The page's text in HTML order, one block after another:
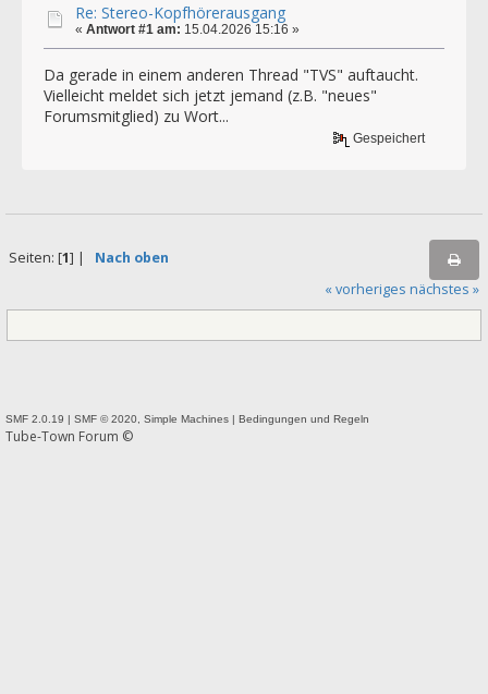
Re: Stereo-Kopfhörerausgang
« Antwort #1 am: 15.04.2026 15:16 »
Da gerade in einem anderen Thread "TVS" auftaucht.
Vielleicht meldet sich jetzt jemand (z.B. "neues"
Forumsmitglied) zu Wort...
Gespeichert
Seiten: [1] | Nach oben
« vorheriges nächstes »
SMF 2.0.19 | SMF © 2020 Simple Machines | Bedingungen und Regeln
Tube-Town Forum ©